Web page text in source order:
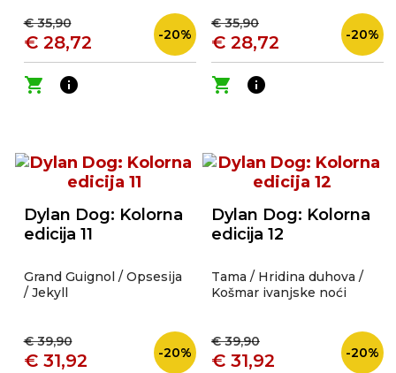
€ 35,90
€ 28,72 -20%
shopping_cart info
€ 35,90
€ 28,72 -20%
shopping_cart info
Dylan Dog: Kolorna
edicija 11
Grand Guignol / Opsesija
/ Jekyll
€ 39,90
€ 31,92 -20%
Dylan Dog: Kolorna
edicija 12
Tama / Hridina duhova /
Košmar ivanjske noći
€ 39,90
€ 31,92 -20%